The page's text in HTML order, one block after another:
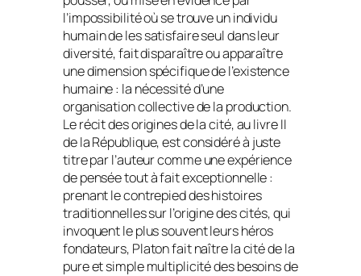
l’impossibilité où se trouve un individu
humain de les satisfaire seul dans leur
diversité, fait disparaître ou apparaître
une dimension spécifique de l’existence
humaine : la nécessité d’une
organisation collective de la production.
Le récit des origines de la cité, au livre II
de laRépublique, est considéré à juste
titre par l’auteur comme une expérience
de pensée tout à fait exceptionnelle :
prenant le contrepied des histoires
traditionnelles sur l’origine des cités, qui
invoquent le plus souvent leurs héros
fondateurs, Platon fait naître la cité de la
pure et simple multiplicité des besoins de